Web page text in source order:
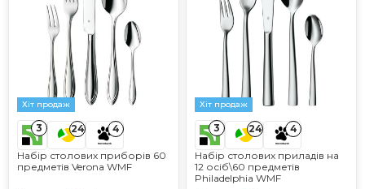
Хіт продаж
3 24 4
Набір столових приборів 60
предметів Verona WMF
Хіт продаж
3 24 4
Набір столових приладів на
12 осіб\60 предметів
Philadelphia WMF